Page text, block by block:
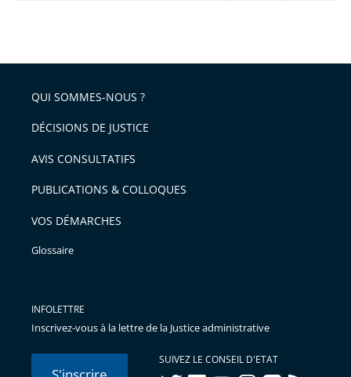
arriver
après
l'article
pour
avant
QUI SOMMES-NOUS ?
DÉCISIONS DE JUSTICE
AVIS CONSULTATIFS
PUBLICATIONS & COLLOQUES
VOS DÉMARCHES
Glossaire
INFOLETTRE
Inscrivez-vous à la lettre de la Justice administrative
SUIVEZ LE CONSEIL D'ETAT